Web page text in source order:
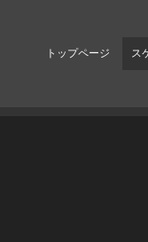
トップページ ス